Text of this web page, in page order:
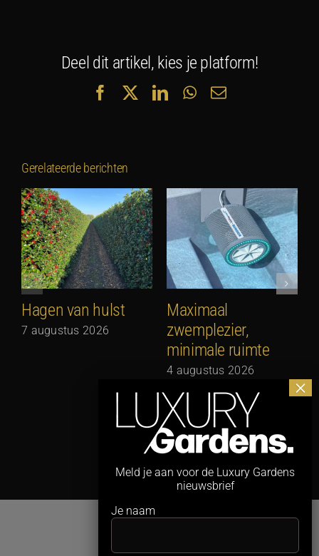
Deel dit artikel, kies je platform!
FacebookLinkedInWhatsApp
E-
Gerelateerde berichten
Hagen van hulst
7 augustus 2026
Maximaal
zwemplezier,
minimale ruimte
4 augustus 2026
Meld je aan voor de Luxury Gardens
nieuwsbrief
Je naam